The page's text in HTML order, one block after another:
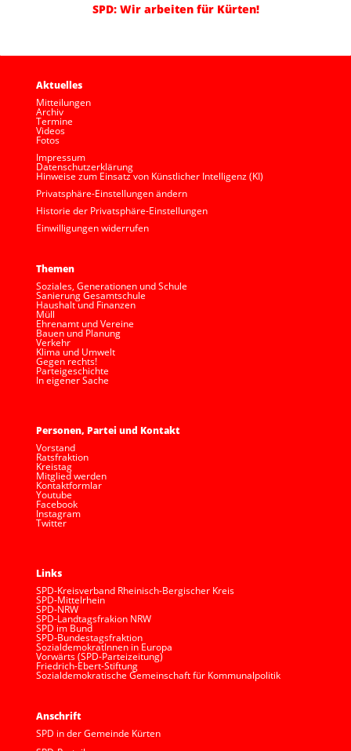
SPD: Wir arbeiten für Kürten!
Aktuelles
Mitteilungen
Archiv
Termine
Videos
Fotos
Impressum
Datenschutzerklärung
Hinweise zum Einsatz von Künstlicher Intelligenz (KI)
Privatsphäre-Einstellungen ändern
Historie der Privatsphäre-Einstellungen
Einwilligungen widerrufen
Themen
Soziales, Generationen und Schule
Sanierung Gesamtschule
Haushalt und Finanzen
Müll
Ehrenamt und Vereine
Bauen und Planung
Verkehr
Klima und Umwelt
Gegen rechts!
Parteigeschichte
In eigener Sache
Personen, Partei und Kontakt
Vorstand
Ratsfraktion
Kreistag
Mitglied werden
Kontaktformlar
Youtube
Facebook
Instagram
Twitter
Links
SPD-Kreisverband Rheinisch-Bergischer Kreis
SPD-Mittelrhein
SPD-NRW
SPD-Landtagsfrakion NRW
SPD im Bund
SPD-Bundestagsfraktion
SozialdemokratInnen in Europa
Vorwärts (SPD-Parteizeitung)
Friedrich-Ebert-Stiftung
Sozialdemokratische Gemeinschaft für Kommunalpolitik
Anschrift
SPD in der Gemeinde Kürten